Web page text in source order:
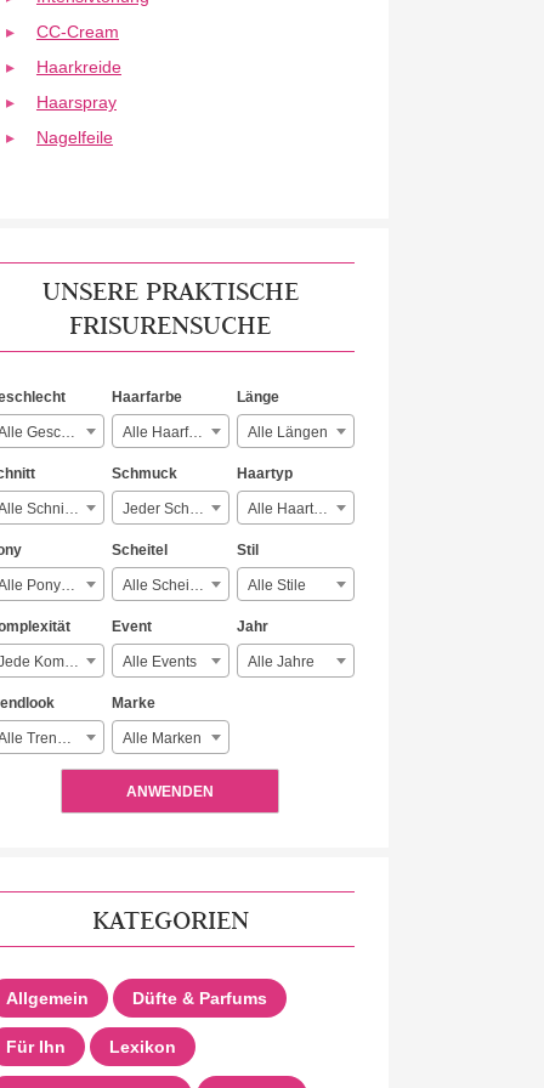
CC-Cream
Haarkreide
Haarspray
Nagelfeile
UNSERE PRAKTISCHE
FRISURENSUCHE
Alle Geschlechter
Haarfarbe
Alle Haarfarben
Länge
Alle Längen
Alle Schnitte
Schmuck
Jeder Schmuck
Haartyp
Alle Haartypen
Alle Ponyarten
Scheitel
Alle Scheitelarten
Stil
Alle Stile
Jede Komplexität
Event
Alle Events
Jahr
Alle Jahre
Alle Trendlooks
Marke
Alle Marken
ANWENDEN
KATEGORIEN
Allgemein Düfte & Parfums
Für Ihn Lexikon